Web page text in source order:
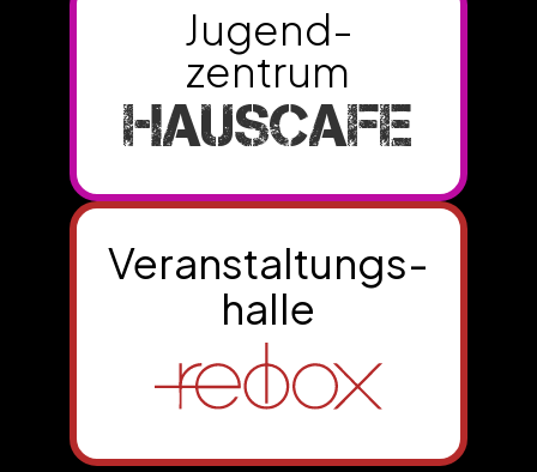
Jugend-
zentrum
HAUSCAFE
Veranstaltungs-
­halle